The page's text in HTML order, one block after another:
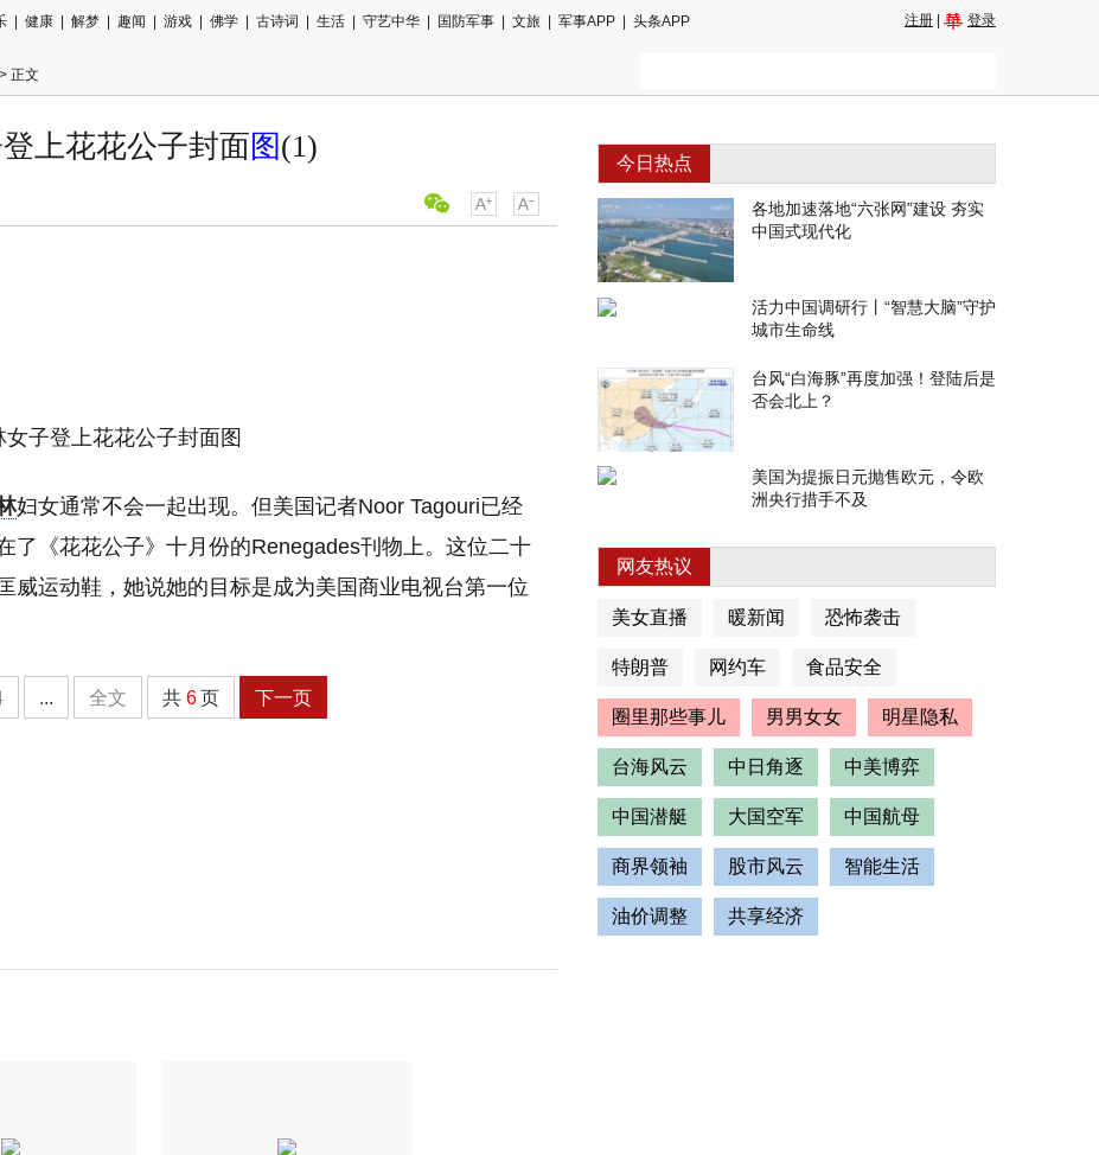
健康 解梦 趣闻 游戏 佛学 古诗词 生活 守艺中华 国防军事 文旅 军事APP 头条APP 注册 登录
> 正文
上花花公子封面图 (1)
妇女通常不会一起出现。但美国记者Noor Tagouri已经
了《花花公子》十月份的Renegades刊物上。这位二十
威运动鞋，她说她的目标是成为美国商业电视台第一位
... 全文 共 6 页 下一页
今日热点
各地加速落地“六张网”建设 夯实
中国式现代化
活力中国调研行丨“智慧大脑”守护
城市生命线
台风“白海豚”再度加强！登陆后是
否会北上？
美国为提振日元抛售欧元，令欧
洲央行措手不及
网友热议
美女直播 暖新闻 恐怖袭击
特朗普 网约车 食品安全
圈里那些事儿 男男女女 明星隐私
台海风云 中日角逐 中美博弈
中国潜艇 大国空军 中国航母
商界领袖 股市风云 智能生活
油价调整 共享经济